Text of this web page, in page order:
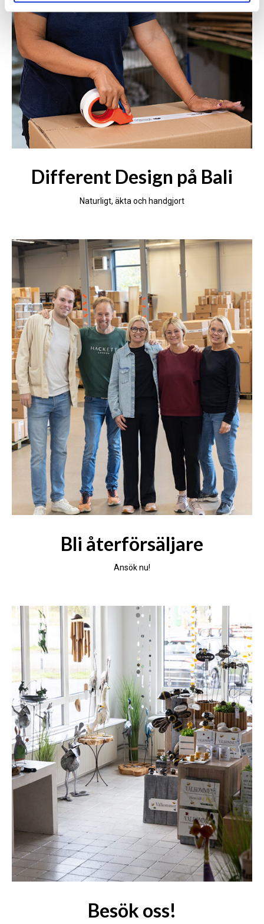
Different Design på Bali
Naturligt, äkta och handgjort
Bli återförsäljare
Ansök nu!
Besök oss!